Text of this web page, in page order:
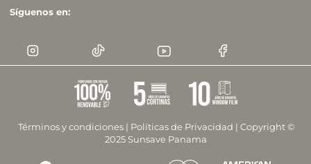
Síguenos en:
Términos y condiciones | Políticas de Privacidad | Copyright ©
2025 Sunsave Panama